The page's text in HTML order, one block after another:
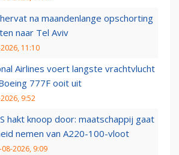
na maandenlange opschorting
naar Tel Aviv
11:10
Airlines voert langste vrachtvlucht
777F ooit uit
9:52
hakt knoop door: maatschappij gaat
nemen van A220-100-vloot
08-2026, 9:09